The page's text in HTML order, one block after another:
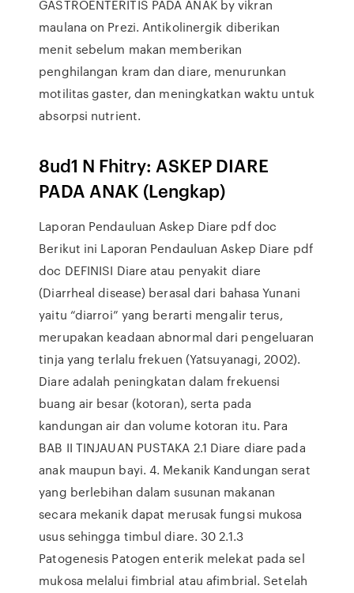
GASTROENTERITIS PADA ANAK by vikran
maulana on Prezi. Antikolinergik diberikan
menit sebelum makan memberikan
penghilangan kram dan diare, menurunkan
motilitas gaster, dan meningkatkan waktu untuk
absorpsi nutrient.
8ud1 N Fhitry: ASKEP DIARE
PADA ANAK (Lengkap)
Laporan Pendauluan Askep Diare pdf doc
Berikut ini Laporan Pendauluan Askep Diare pdf
doc DEFINISI Diare atau penyakit diare
(Diarrheal disease) berasal dari bahasa Yunani
yaitu “diarroi” yang berarti mengalir terus,
merupakan keadaan abnormal dari pengeluaran
tinja yang terlalu frekuen (Yatsuyanagi, 2002).
Diare adalah peningkatan dalam frekuensi
buang air besar (kotoran), serta pada
kandungan air dan volume kotoran itu. Para
BAB II TINJAUAN PUSTAKA 2.1 Diare diare pada
anak maupun bayi. 4. Mekanik Kandungan serat
yang berlebihan dalam susunan makanan
secara mekanik dapat merusak fungsi mukosa
usus sehingga timbul diare. 30 2.1.3
Patogenesis Patogen enterik melekat pada sel
mukosa melalui fimbrial atau afimbrial. Setelah